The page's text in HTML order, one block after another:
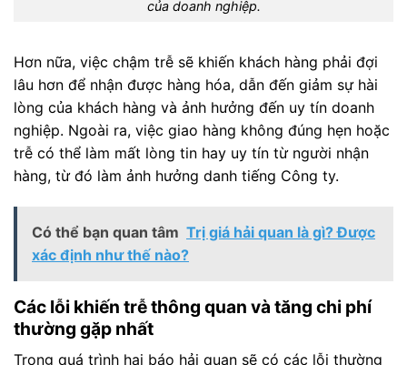
của doanh nghiệp.
Hơn nữa, việc chậm trễ sẽ khiến khách hàng phải đợi
lâu hơn để nhận được hàng hóa, dẫn đến giảm sự hài
lòng của khách hàng và ảnh hưởng đến uy tín doanh
nghiệp. Ngoài ra, việc giao hàng không đúng hẹn hoặc
trễ có thể làm mất lòng tin hay uy tín từ người nhận
hàng, từ đó làm ảnh hưởng danh tiếng Công ty.
Có thể bạn quan tâm Trị giá hải quan là gì? Được
xác định như thế nào?
Các lỗi khiến trễ thông quan và tăng chi phí
thường gặp nhất
Trong quá trình hai báo hải quan sẽ có các lỗi thường